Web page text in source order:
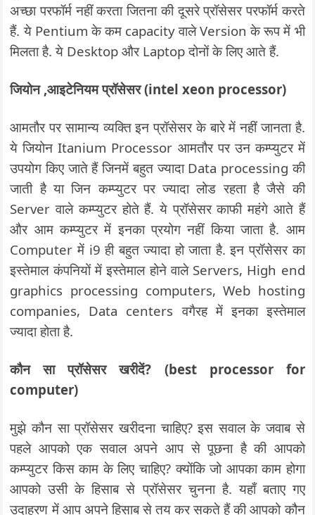
अच्छा परफॉर्म नहीं करता जितना की दूसरे प्रॉसेसर परफॉर्म करते
हैं. ये Pentium के कम capacity वाले Version के रूप में भी
मिलता है. ये Desktop और Laptop दोनों के लिए आते हैं.
जियोन ,आइटेनियम प्रॉसेसर (intel xeon processor)
आमतौर पर सामान्य व्यक्ति इन प्रॉसेसर के बारे में नहीं जानता है.
ये जियोन Itanium Processor आमतौर पर उन कम्प्युटर में
उपयोग किए जाते हैं जिनमें बहुत ज्यादा Data processing की
जाती है या जिन कम्प्युटर पर ज्यादा लोड रहता है जैसे की
Server वाले कम्प्युटर होते हैं. ये प्रॉसेसर काफी महंगे आते हैं
और आम कम्प्युटर में इनका प्रयोग नहीं किया जाता है. आम
Computer में i9 ही बहुत ज्यादा हो जाता है. इन प्रॉसेसर का
इस्तेमाल कंपनियों में इस्तेमाल होने वाले Servers, High end
graphics processing computers, Web hosting
companies, Data centers वगैरह में इनका इस्तेमाल
ज्यादा होता है.
कौन सा प्रॉसेसर खरीदें? (best processor for
computer)
मुझे कौन सा प्रॉसेसर खरीदना चाहिए? इस सवाल के जवाब से
पहले आपको एक सवाल अपने आप से पूछना है की आपको
कम्प्युटर किस काम के लिए चाहिए? क्योंकि जो आपका काम होगा
आपको उसी के हिसाब से प्रॉसेसर चुनना है. यहाँ बताए गए
उदाहरण में आप अपने हिसाब से तय कर सकते हैं की आपको कौन